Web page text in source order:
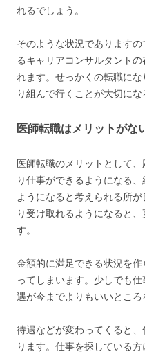
れるでしょう。
そのような状況であります
るキャリアコンサルタント
れます。せっかくの転職に
り組んで行くことが大切にな
医師転職はメリットがな
医師転職のメリットとして
り仕事ができるようになる
ようになると考えられる所
り受け取れるようになると
す。
金額的に満足できる状況を
ってしまいます。少しでも
遇が今までよりもいいところ
待遇などが変わってくると
ります。仕事を探している